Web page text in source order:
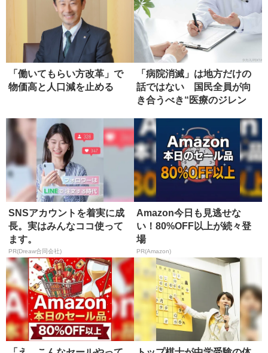
「働いてもらい方改革」で
物価高と人口減を止める
「病院消滅」は地方だけの
話ではない 国民全員が向
き合うべき“医療のジレン
SNSアカウントを着実に成
長。実はみんなココ使って
ます。
PR(Dreaw合同会社)
Amazon今日も見逃せな
い！80%OFF以上が続々登
場
PR(Amazon)